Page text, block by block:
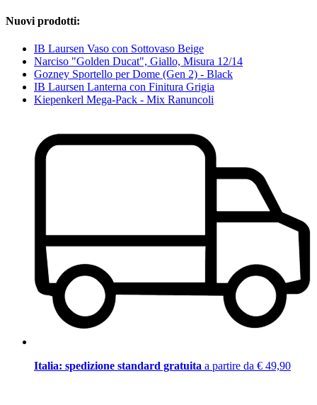
Nuovi prodotti:
IB Laursen Vaso con Sottovaso Beige
Narciso "Golden Ducat", Giallo, Misura 12/14
Gozney Sportello per Dome (Gen 2) - Black
IB Laursen Lanterna con Finitura Grigia
Kiepenkerl Mega-Pack - Mix Ranuncoli
Italia: spedizione standard gratuita a partire da € 49,90